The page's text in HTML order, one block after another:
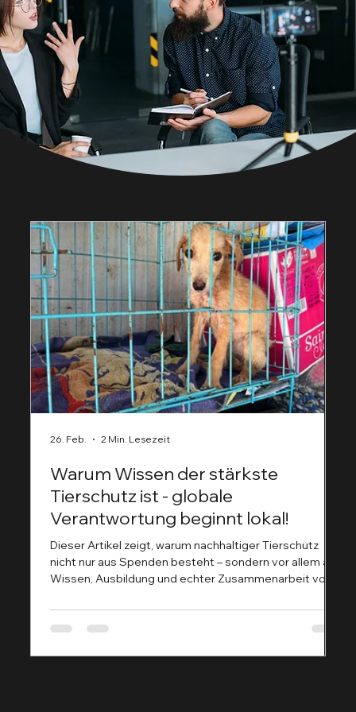
Warum Wissen der stärkste
Tierschutz ist - globale
Verantwortung beginnt lokal!
Dieser Artikel zeigt, warum nachhaltiger Tierschutz
nicht nur aus Spenden besteht – sondern vor allem aus
Wissen, Ausbildung und echter Zusammenarbeit vor
artgerechte Haltung, Qualzucht oder moderne
Tiermedizin diskutiert werden, kämpfen viele Regionen
26. Feb. 2 Min. Lesezeit